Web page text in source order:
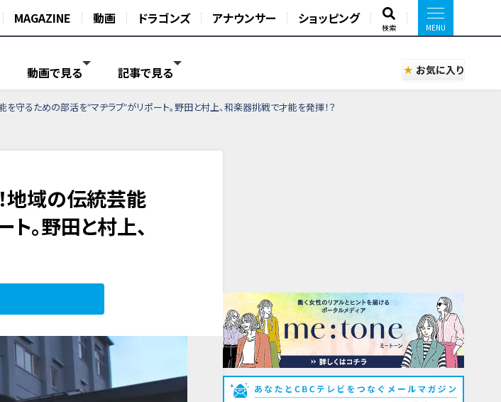
MAGAZINE 動画 ドラゴンズ アナウンサー ショッピング
検索
動画で見る 記事で見る お気に入り
守るための部活を“マヂラブ”がリポート。野田と村上、和楽器挑戦で才能を発揮！？
地域の伝統芸能
。野田と村上、